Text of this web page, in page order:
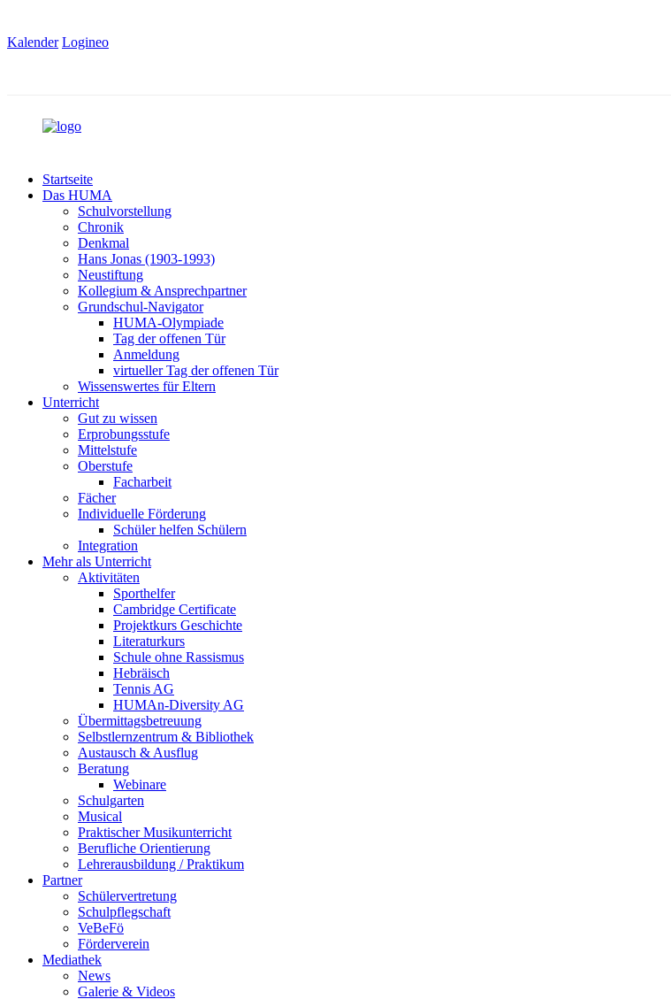
Kalender Logineo
Startseite
Das HUMA
Schulvorstellung
Chronik
Denkmal
Hans Jonas (1903-1993)
Neustiftung
Kollegium & Ansprechpartner
Grundschul-Navigator
HUMA-Olympiade
Tag der offenen Tür
Anmeldung
virtueller Tag der offenen Tür
Wissenswertes für Eltern
Unterricht
Gut zu wissen
Erprobungsstufe
Mittelstufe
Oberstufe
Facharbeit
Fächer
Individuelle Förderung
Schüler helfen Schülern
Integration
Mehr als Unterricht
Aktivitäten
Sporthelfer
Cambridge Certificate
Projektkurs Geschichte
Literaturkurs
Schule ohne Rassismus
Hebräisch
Tennis AG
HUMAn-Diversity AG
Übermittagsbetreuung
Selbstlernzentrum & Bibliothek
Austausch & Ausflug
Beratung
Webinare
Schulgarten
Musical
Praktischer Musikunterricht
Berufliche Orientierung
Lehrerausbildung / Praktikum
Partner
Schülervertretung
Schulpflegschaft
VeBeFö
Förderverein
Mediathek
News
Galerie & Videos